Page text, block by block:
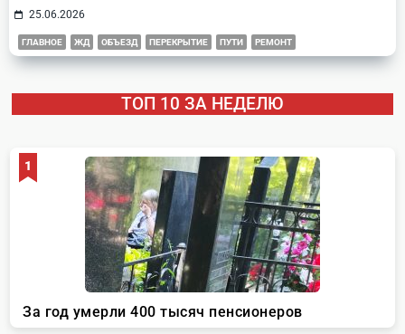
25.06.2026
ГЛАВНОЕ ЖД ОБЪЕЗД ПЕРЕКРЫТИЕ ПУТИ РЕМОНТ
ТОП 10 ЗА НЕДЕЛЮ